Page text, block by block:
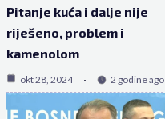
Pitanje kuća i dalje nije
riješeno, problem i
kamenolom
okt 28, 2024 2 godine ago